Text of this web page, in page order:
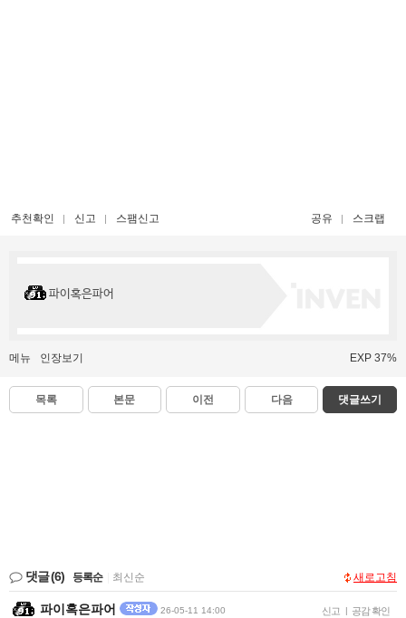
추천확인 신고 스팸신고 공유 스크랩
파이혹은파어
메뉴 인장보기 EXP 37%
목록 본문 이전 다음 댓글쓰기
댓글(6) 등록순 최신순 새로고침
파이혹은파어 26-05-11 14:00 신고 | 공감 확인